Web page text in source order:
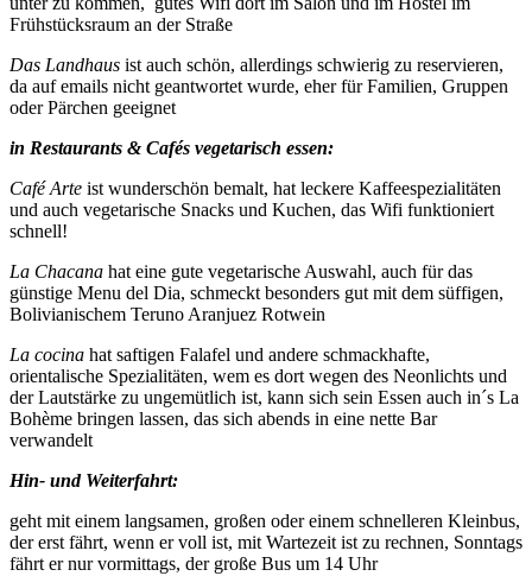
Frühstücksraum an der Straße
Das Landhaus ist auch schön, allerdings schwierig zu reservieren,
da auf emails nicht geantwortet wurde, eher für Familien, Gruppen
oder Pärchen geeignet
in Restaurants & Cafés vegetarisch essen:
Café Arte ist wunderschön bemalt, hat leckere Kaffeespezialitäten
und auch vegetarische Snacks und Kuchen, das Wifi funktioniert
schnell!
La Chacana hat eine gute vegetarische Auswahl, auch für das
günstige Menu del Dia, schmeckt besonders gut mit dem süffigen,
Bolivianischem Teruno Aranjuez Rotwein
La cocina hat saftigen Falafel und andere schmackhafte,
orientalische Spezialitäten, wem es dort wegen des Neonlichts und
der Lautstärke zu ungemütlich ist, kann sich sein Essen auch in´s La
Bohème bringen lassen, das sich abends in eine nette Bar
verwandelt
Hin- und Weiterfahrt:
geht mit einem langsamen, großen oder einem schnelleren Kleinbus,
der erst fährt, wenn er voll ist, mit Wartezeit ist zu rechnen, Sonntags
fährt er nur vormittags, der große Bus um 14 Uhr